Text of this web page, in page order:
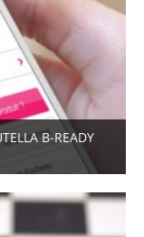
B-READY